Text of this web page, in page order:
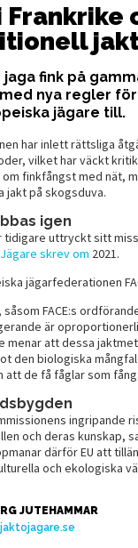
Frankrike
jaga fink på
nya regler
jägare till.
har inlett rättsliga
vilket har väckt
finkfångst med nät,
jakt på skogsduva.
igen
tidigare uttryckt sitt
skrev om 2021.
jägarfederationen
FACE:s
är
menar att dessa
den biologiska
de få fåglar som
ingripande
och deras kunskap,
därför EU att
och ekologiska
JUTEHAMMAR
eget älgkött